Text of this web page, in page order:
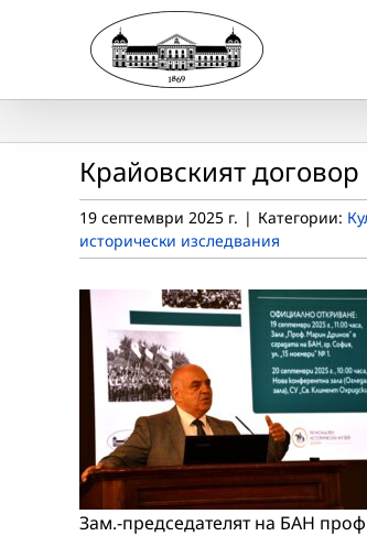
Крайовският
19 септември 2025 г. | Категории:
исторически изследвания
Зам.-председателят на БАН